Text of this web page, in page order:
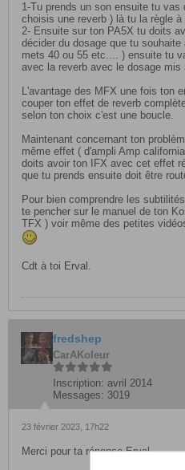
1-Tu prends un son ensuite tu
choisis une reverb ) là tu la règle à
2- Ensuite sur ton PA5X tu doits
décider du dosage que tu
mets 40 ou 55 etc.... ) ensuite tu
avec la reverb avec le dosage mis
L'avantage des MFX une fois ton
couper ton effet de reverb
selon ton choix c'est une boucle.
Maintenant concernant ton
même effet ( d'ampli Amp
doits avoir ton IFX avec cet effet
que tu prends ensuite doit être
Pour bien comprendre les
te pencher sur le manuel de ton
TFX ) voir même des petites
Cdt à toi Erval.
fredshep
CarAKoleur
Inscription: avril 2014
Messages: 3019
23 février 2023, 17h22
Merci pour ta réponse Erval.